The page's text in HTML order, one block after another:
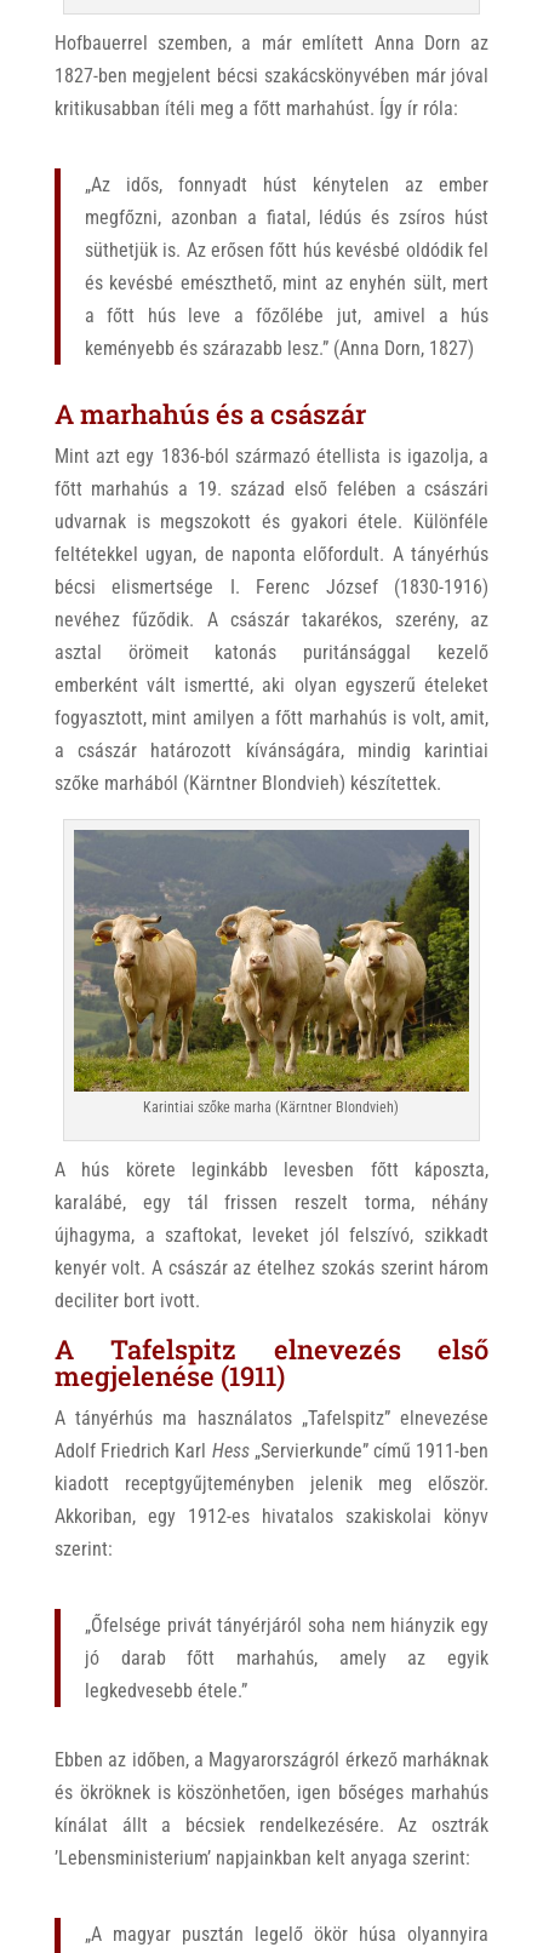
Hofbauerrel szemben, a már említett Anna Dorn az
1827-ben megjelent bécsi szakácskönyvében már jóval
kritikusabban ítéli meg a főtt marhahúst. Így ír róla:
„Az idős, fonnyadt húst kénytelen az ember
megfőzni, azonban a fiatal, lédús és zsíros húst
süthetjük is. Az erősen főtt hús kevésbé oldódik fel
és kevésbé emészthető, mint az enyhén sült, mert
a főtt hús leve a főzőlébe jut, amivel a hús
keményebb és szárazabb lesz.” (Anna Dorn, 1827)
A marhahús és a császár
Mint azt egy 1836-ból származó étellista is igazolja, a
főtt marhahús a 19. század első felében a császári
udvarnak is megszokott és gyakori étele. Különféle
feltétekkel ugyan, de naponta előfordult. A tányérhús
bécsi elismertsége I. Ferenc József (1830-1916)
nevéhez fűződik. A császár takarékos, szerény, az
asztal örömeit katonás puritánsággal kezelő
emberként vált ismertté, aki olyan egyszerű ételeket
fogyasztott, mint amilyen a főtt marhahús is volt, amit,
a császár határozott kívánságára, mindig karintiai
szőke marhából (Kärntner Blondvieh) készítettek.
Karintiai szőke marha (Kärntner Blondvieh)
A hús körete leginkább levesben főtt káposzta,
karalábé, egy tál frissen reszelt torma, néhány
újhagyma, a szaftokat, leveket jól felszívó, szikkadt
kenyér volt. A császár az ételhez szokás szerint három
deciliter bort ivott.
A Tafelspitz elnevezés első
megjelenése (1911)
A tányérhús ma használatos „Tafelspitz” elnevezése
Adolf Friedrich Karl Hess„Servierkunde” című 1911-ben
kiadott receptgyűjteményben jelenik meg először.
Akkoriban, egy 1912-es hivatalos szakiskolai könyv
szerint:
„Őfelsége privát tányérjáról soha nem hiányzik egy
jó darab főtt marhahús, amely az egyik
legkedvesebb étele.”
Ebben az időben, a Magyarországról érkező marháknak
és ökröknek is köszönhetően, igen bőséges marhahús
kínálat állt a bécsiek rendelkezésére. Az osztrák
’Lebensministerium’ napjainkban kelt anyaga szerint:
„A magyar pusztán legelő ökör húsa olyannyira